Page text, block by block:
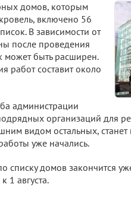
домов, которым
включено 56
В зависимости от
после проведения
может быть расширен.
работ составит около
администрации
организаций для
видом остальных, станет
уже начались.
списку домов закончится
1 августа.